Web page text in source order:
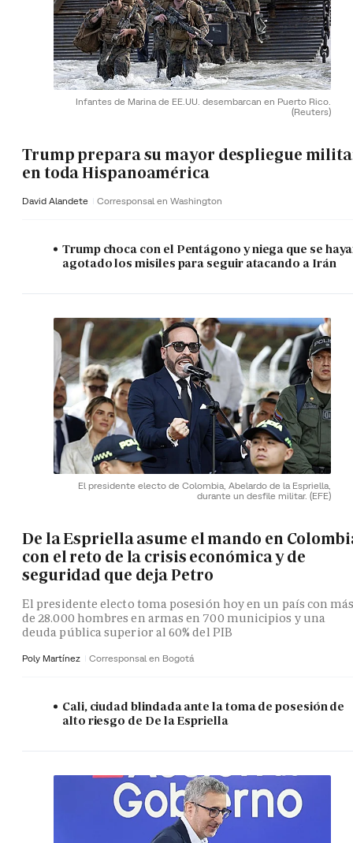
Infantes de Marina de EE.UU. desembarcan en Puerto Rico.
(Reuters)
Trump prepara su mayor despliegue
en toda Hispanoamérica
David Alandete Corresponsal en Washington
Trump choca con el Pentágono y niega que se
agotado los misiles para seguir atacando a Irán
El presidente electo de Colombia, Abelardo de la Espriella,
durante un desfile militar. (EFE)
De la Espriella asume el mando en
con el reto de la crisis económica y de
seguridad que deja Petro
El presidente electo toma posesión hoy en un país con
de 28.000 hombres en armas en 700 municipios y una
deuda pública superior al 60% del PIB
Poly Martínez Corresponsal en Bogotá
Cali, ciudad blindada ante la toma de posesión de
alto riesgo de De la Espriella